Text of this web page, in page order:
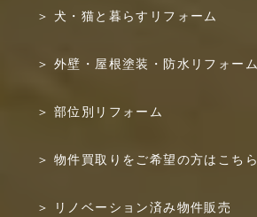
犬・猫と暮らすリフォーム
外壁・屋根塗装・防水リフォーム
部位別リフォーム
物件買取りをご希望の方はこちら
リノベーション済み物件販売